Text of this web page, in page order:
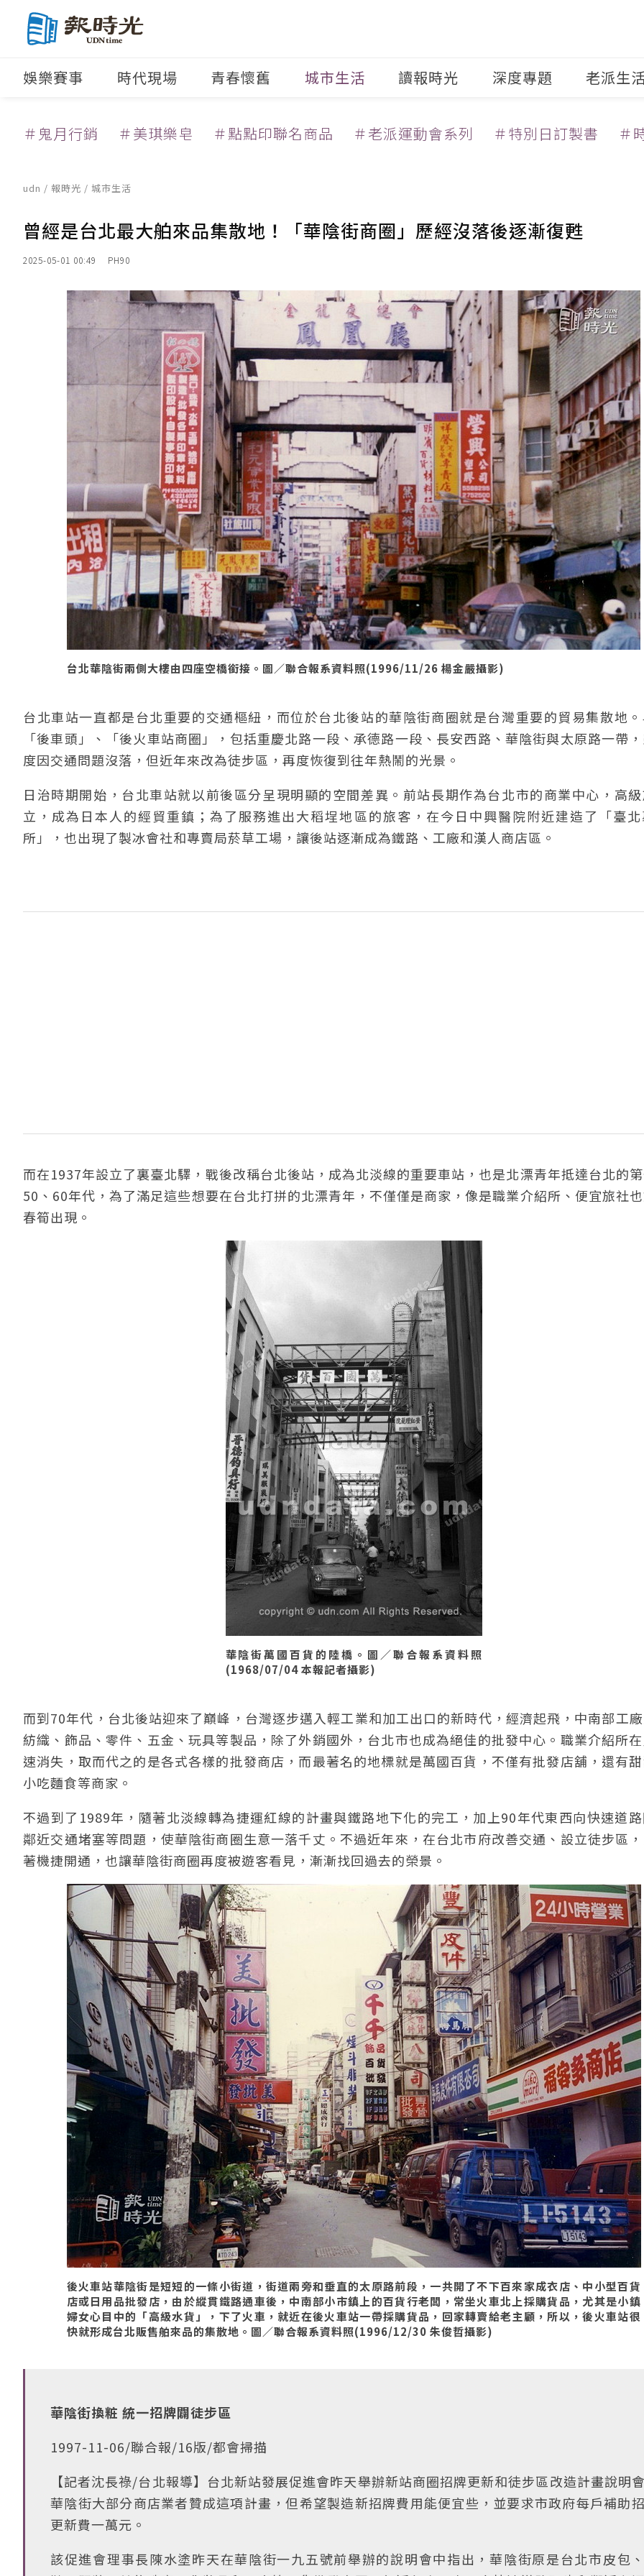
娛樂賽事 時代現場 青春懷舊 城市生活 讀報時光 深度專題 老派生
＃鬼月行銷 ＃美琪樂皂 ＃點點印聯名商品 ＃老派運動會系列 ＃特別日訂製書 ＃
udn / 報時光 / 城市生活
曾經是台北最大舶來品集散地！「華陰街商圈」歷經沒落後逐漸復甦
2025-05-01 00:49 PH90
台北華陰街兩側大樓由四座空橋銜接。圖／聯合報系資料照(1996/11/26 楊金嚴攝影)
台北車站一直都是台北重要的交通樞紐，而位於台北後站的華陰街商圈就是台灣重要的貿易集散地
「後車頭」、「後火車站商圈」，包括重慶北路一段、承德路一段、長安西路、華陰街與太原路一帶
度因交通問題沒落，但近年來改為徒步區，再度恢復到往年熱鬧的光景。
日治時期開始，台北車站就以前後區分呈現明顯的空間差異。前站長期作為台北市的商業中心，高
立，成為日本人的經貿重鎮；為了服務進出大稻埕地區的旅客，在今日中興醫院附近建造了「臺
所」，也出現了製冰會社和專賣局菸草工場，讓後站逐漸成為鐵路、工廠和漢人商店區。
而在1937年設立了裏臺北驛，戰後改稱台北後站，成為北淡線的重要車站，也是北漂青年抵達台北的第
50、60年代，為了滿足這些想要在台北打拼的北漂青年，不僅僅是商家，像是職業介紹所、便宜旅社
春筍出現。
華陰街萬國百貨的陸橋。圖／聯合報系資料照
(1968/07/04 本報記者攝影)
而到70年代，台北後站迎來了巔峰，台灣逐步邁入輕工業和加工出口的新時代，經濟起飛，中南部工
紡織、飾品、零件、五金、玩具等製品，除了外銷國外，台北市也成為絕佳的批發中心。職業介紹所
速消失，取而代之的是各式各樣的批發商店，而最著名的地標就是萬國百貨，不僅有批發店舖，還有甜
小吃麵食等商家。
不過到了1989年，隨著北淡線轉為捷運紅線的計畫與鐵路地下化的完工，加上90年代東西向快速道
鄰近交通堵塞等問題，使華陰街商圈生意一落千丈。不過近年來，在台北市府改善交通、設立徒步區
著機捷開通，也讓華陰街商圈再度被遊客看見，漸漸找回過去的榮景。
後火車站華陰街是短短的一條小街道，街道兩旁和垂直的太原路前段，一共開了不下百來家成衣店、中小型百貨
店或日用品批發店，由於縱貫鐵路通車後，中南部小市鎮上的百貨行老闆，常坐火車北上採購貨品，尤其是小鎮
婦女心目中的「高級水貨」，下了火車，就近在後火車站一帶採購貨品，回家轉賣給老主顧，所以，後火車站很
快就形成台北販售舶來品的集散地。圖／聯合報系資料照(1996/12/30 朱俊哲攝影)
華陰街換粧 統一招牌闢徒步區
1997-11-06/聯合報/16版/都會掃描
【記者沈長祿/台北報導】台北新站發展促進會昨天舉辦新站商圈招牌更新和徒步區改造計畫說明會
華陰街大部分商店業者贊成這項計畫，但希望製造新招牌費用能便宜些，並要求市政府每戶補助
更新費一萬元。
該促進會理事長陳水塗昨天在華陰街一九五號前舉辦的說明會中指出，華陰街原是台北市皮包